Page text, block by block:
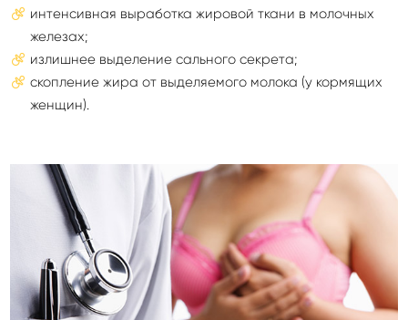
интенсивная выработка жировой ткани в молочных
железах;
излишнее выделение сального секрета;
скопление жира от выделяемого молока (у кормящих
женщин).